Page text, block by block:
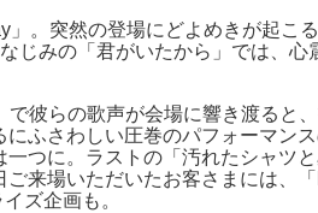
。突然の登場にどよめきが起こ
じみの「君がいたから」では、
彼らの歌声が会場に響き渡ると
ふさわしい圧巻のパフォーマン
つに。ラストの「汚れたシャツ
来場いただいたお客さまには、
ズ企画も。